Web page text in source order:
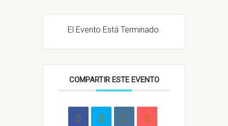
El Evento Está Terminado.
COMPARTIR ESTE EVENTO